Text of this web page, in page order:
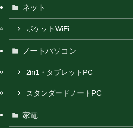
ネット
ポケットWiFi
ノートパソコン
2in1・タブレットPC
スタンダードノートPC
家電